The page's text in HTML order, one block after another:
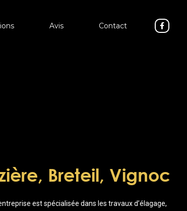
Avis Contact
Breteil, Vignoc
est spécialisée dans les travaux d’élagage,